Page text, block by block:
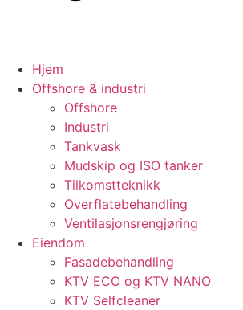
Hjem
Offshore & industri
Offshore
Industri
Tankvask
Mudskip og ISO tanker
Tilkomstteknikk
Overflatebehandling
Ventilasjonsrengjøring
Eiendom
Fasadebehandling
KTV ECO og KTV NANO
KTV Selfcleaner